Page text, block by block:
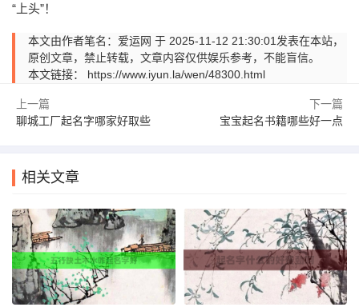
“上头”！
本文由作者笔名：爱运网 于 2025-11-12 21:30:01发表在本站，
原创文章，禁止转载，文章内容仅供娱乐参考，不能盲信。
本文链接： https://www.iyun.la/wen/48300.html
上一篇
聊城工厂起名字哪家好取些
下一篇
宝宝起名书籍哪些好一点
相关文章